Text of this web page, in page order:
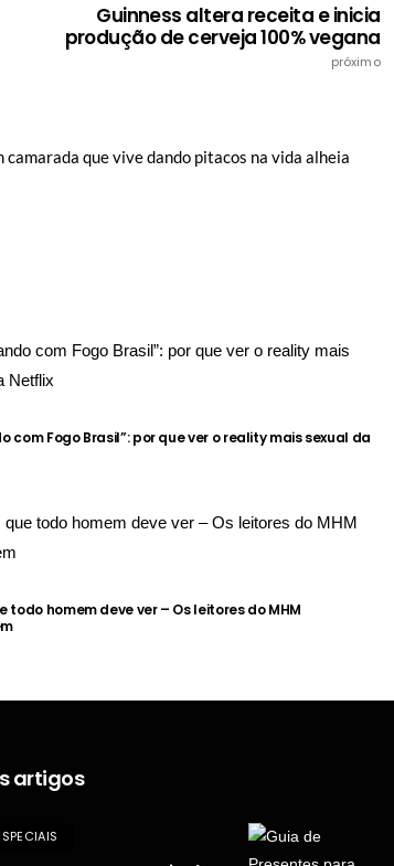
Guinness altera receita e inicia
produção de cerveja 100% vegana
próximo
que vive dando pitacos na vida alheia
com Fogo Brasil”: por que ver o reality mais sexual da
todo homem deve ver – Os leitores do MHM
artigos